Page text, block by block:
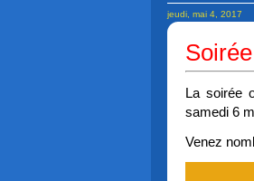
jeudi, mai 4, 2017
La soirée
samedi 6
Venez